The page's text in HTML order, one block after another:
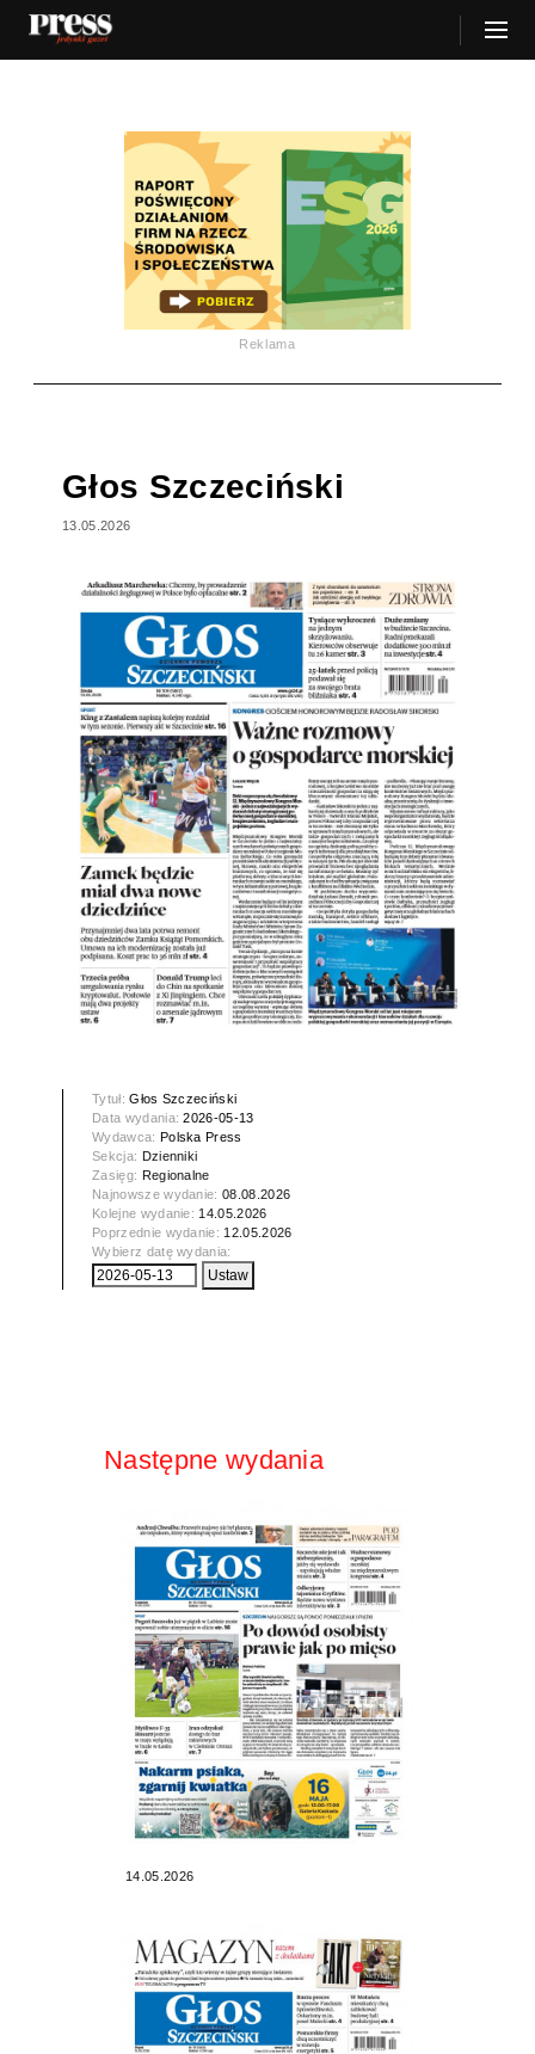
Reklama
Głos Szczeciński
13.05.2026
Tytuł:Głos Szczeciński
Data wydania:2026-05-13
Wydawca: Polska Press
Sekcja: Dzienniki
Zasięg: Regionalne
Najnowsze wydanie:08.08.2026
Kolejne wydanie: 14.05.2026
Poprzednie wydanie: 12.05.2026
Wybierz datę wydania:
Następne wydania
14.05.2026